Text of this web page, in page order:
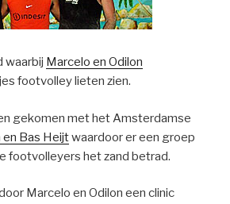
waarbij Marcelo en Odilon
footvolley lieten zien.
gekomen met het Amsterdamse
en Bas Heijtwaardoor er een groep
footvolleyers het zand betrad.
Marcelo en Odilon een clinic